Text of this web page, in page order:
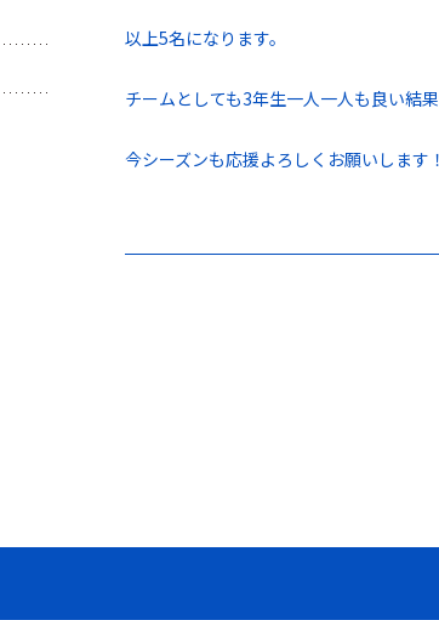
以上5名になります。
チームとしても3年生一人一人も良い結
今シーズンも応援よろしくお願いします